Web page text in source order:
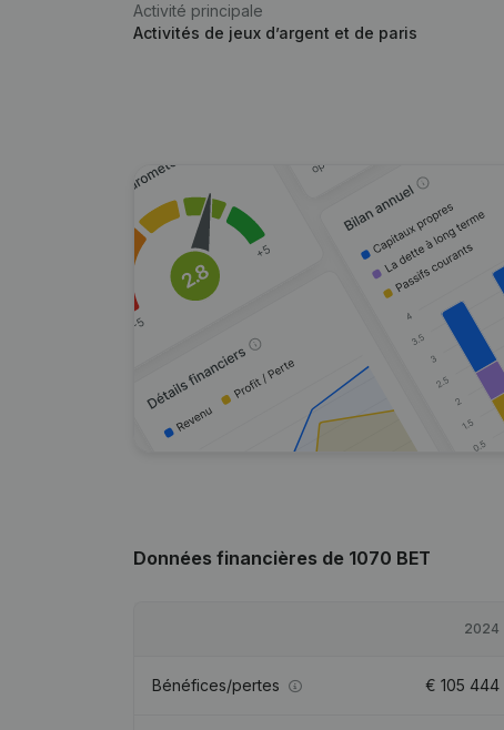
Activité principale
Activités de jeux d’argent et de paris
Données financières de 1070 BET
2024
Bénéfices/pertes € 105 444